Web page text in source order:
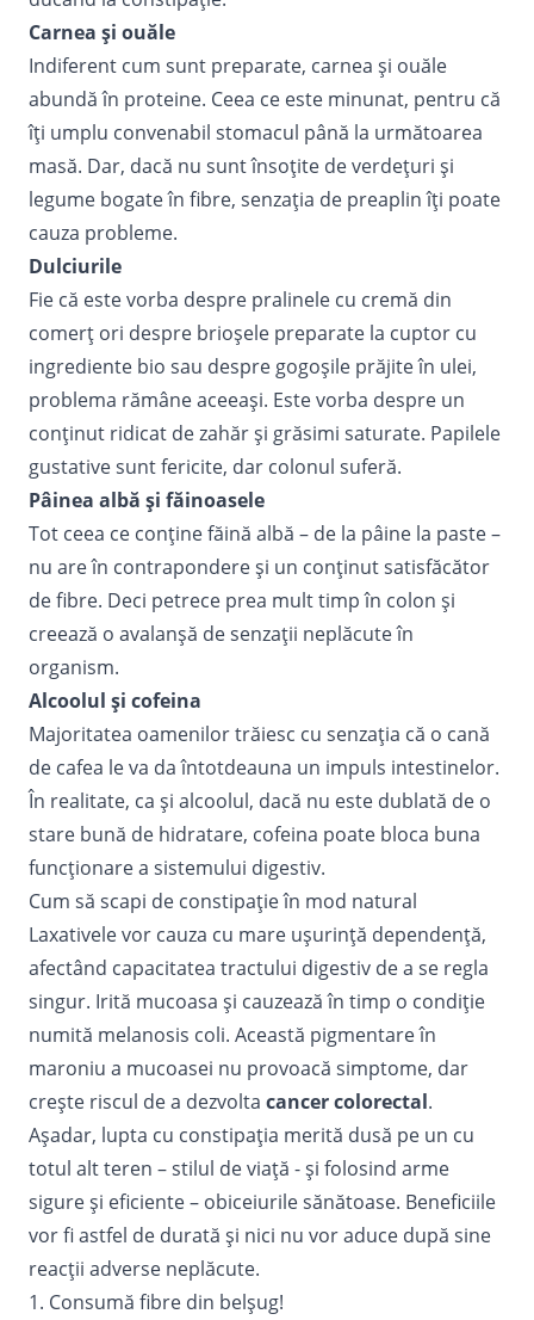
Carnea și ouăle
Indiferent cum sunt preparate, carnea și ouăle
abundă în proteine. Ceea ce este minunat, pentru că
îți umplu convenabil stomacul până la următoarea
masă. Dar, dacă nu sunt însoțite de verdețuri și
legume bogate în fibre, senzația de preaplin îți poate
cauza probleme.
Dulciurile
Fie că este vorba despre pralinele cu cremă din
comerț ori despre brioșele preparate la cuptor cu
ingrediente bio sau despre gogoșile prăjite în ulei,
problema rămâne aceeași. Este vorba despre un
conținut ridicat de zahăr și grăsimi saturate. Papilele
gustative sunt fericite, dar colonul suferă.
Pâinea albă și făinoasele
Tot ceea ce conține făină albă – de la pâine la paste –
nu are în contrapondere și un conținut satisfăcător
de fibre. Deci petrece prea mult timp în colon și
creează o avalanșă de senzații neplăcute în
organism.
Alcoolul și cofeina
Majoritatea oamenilor trăiesc cu senzația că o cană
de cafea le va da întotdeauna un impuls intestinelor.
În realitate, ca și alcoolul, dacă nu este dublată de o
stare bună de hidratare, cofeina poate bloca buna
funcționare a sistemului digestiv.
Cum să scapi de constipație în mod natural
Laxativele vor cauza cu mare ușurință dependență,
afectând capacitatea tractului digestiv de a se regla
singur. Irită mucoasa și cauzează în timp o condiție
numită melanosis coli. Această pigmentare în
maroniu a mucoasei nu provoacă simptome, dar
crește riscul de a dezvolta cancer colorectal.
Așadar, lupta cu constipația merită dusă pe un cu
totul alt teren – stilul de viață - și folosind arme
sigure și eficiente – obiceiurile sănătoase. Beneficiile
vor fi astfel de durată și nici nu vor aduce după sine
reacții adverse neplăcute.
1. Consumă fibre din belșug!